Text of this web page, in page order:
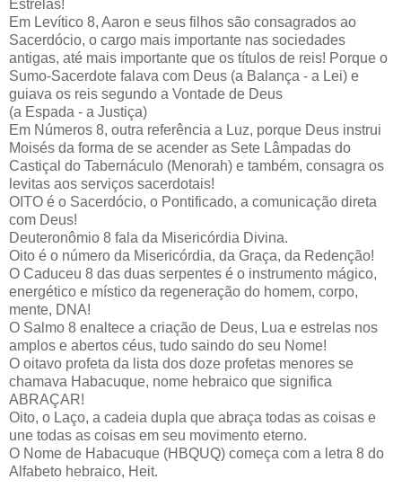
Estrelas!
Em Levítico 8, Aaron e seus filhos são consagrados ao
Sacerdócio, o cargo mais importante nas sociedades
antigas, até mais importante que os títulos de reis! Porque o
Sumo-Sacerdote falava com Deus (a Balança - a Lei) e
guiava os reis segundo a Vontade de Deus
(a Espada - a Justiça)
Em Números 8, outra referência a Luz, porque Deus instrui
Moisés da forma de se acender as Sete Lâmpadas do
Castiçal do Tabernáculo (Menorah) e também, consagra os
levitas aos serviços sacerdotais!
OITO é o Sacerdócio, o Pontificado, a comunicação direta
com Deus!
Deuteronômio 8 fala da Misericórdia Divina.
Oito é o número da Misericórdia, da Graça, da Redenção!
O Caduceu 8 das duas serpentes é o instrumento mágico,
energético e místico da regeneração do homem, corpo,
mente, DNA!
O Salmo 8 enaltece a criação de Deus, Lua e estrelas nos
amplos e abertos céus, tudo saindo do seu Nome!
O oitavo profeta da lista dos doze profetas menores se
chamava Habacuque, nome hebraico que significa
ABRAÇAR!
Oito, o Laço, a cadeia dupla que abraça todas as coisas e
une todas as coisas em seu movimento eterno.
O Nome de Habacuque (HBQUQ) começa com a letra 8 do
Alfabeto hebraico, Heit.